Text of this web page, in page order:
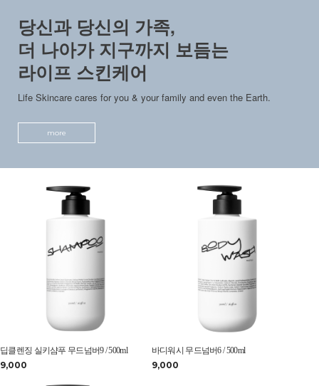
당신과 당신의 가족,
더 나아가 지구까지 보듬는
라이프 스킨케어
Life Skincare cares for you & your family and even the Earth.
more
딥클렌징 실키샴푸 무드넘버9 / 500ml
9,000
바디워시 무드넘버6 / 500ml
9,000